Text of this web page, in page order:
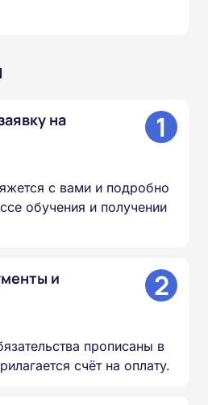
на
1
с вами и подробно
обучения и получении
и
2
прописаны в
счёт на оплату.